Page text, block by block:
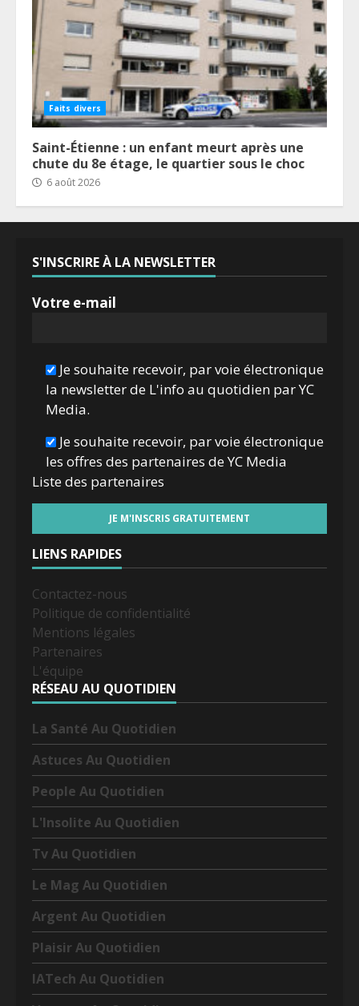
Faits divers
Saint-Étienne : un enfant meurt après une
chute du 8e étage, le quartier sous le choc
6 août 2026
S'INSCRIRE À LA NEWSLETTER
Votre e-mail
Je souhaite recevoir, par voie électronique
la newsletter de L'info au quotidien par YC
Media.
Je souhaite recevoir, par voie électronique
les offres des partenaires de YC Media
Liste des partenaires
LIENS RAPIDES
Contactez-nous
Politique de confidentialité
Mentions légales
Partenaires
L'équipe
RÉSEAU AU QUOTIDIEN
La Santé Au Quotidien
Astuces Au Quotidien
People Au Quotidien
L'Insolite Au Quotidien
Tv Au Quotidien
Le Mag Au Quotidien
Argent Au Quotidien
Plaisir Au Quotidien
IATech Au Quotidien